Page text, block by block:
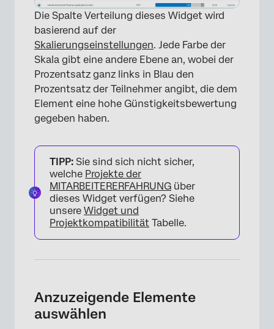
Die Spalte Verteilung dieses Widget wird
basierend auf der
Skalierungseinstellungen. Jede Farbe der
Skala gibt eine andere Ebene an, wobei der
Prozentsatz ganz links in Blau den
Prozentsatz der Teilnehmer angibt, die dem
Element eine hohe Günstigkeitsbewertung
gegeben haben.
TIPP: Sie sind sich nicht sicher,
welche Projekte der
MITARBEITERERFAHRUNG über
dieses Widget verfügen? Siehe
unsere Widget und
Projektkompatibilität Tabelle.
Anzuzeigende Elemente
auswählen